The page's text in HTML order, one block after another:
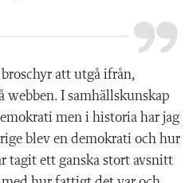
att utgå ifrån,
webben. I samhällskunskap
men i historia har jag
blev en demokrati och hur
tagit ett ganska stort avsnitt